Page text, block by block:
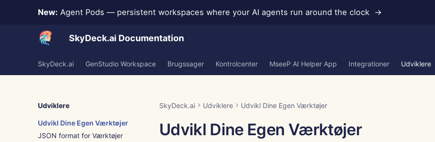
New: Agent Pods — persistent workspaces where your AI agents run around the clock →
SkyDeck.ai Documentation
SkyDeck.ai GenStudio Workspace Brugssager Kontrolcenter MseeP AI Helper App Integrationer Udviklere
Udviklere
Udvikl Dine Egen Værktøjer
JSON format for Værktøjer
SkyDeck.ai Udviklere Udvikl Dine Egen Værktøjer
Udvikl Dine Egen Værktøjer